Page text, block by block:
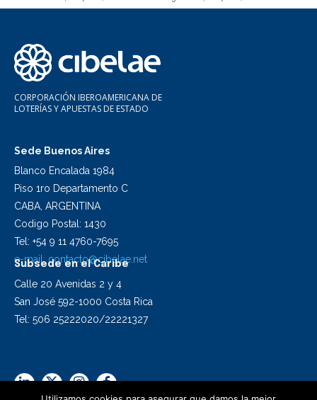
CORPORACIÓN IBEROAMERICANA DE
LOTERÍAS Y APUESTAS DE ESTADO
Sede Buenos Aires
Blanco Encalada 1984
Piso 1ro Departamento C
CABA, ARGENTINA
Codigo Postal: 1430
Tel: +54 9 11 4760-7695
e-mail: contacto@cibelae.net
Subsede en el Caribe
Calle 20 Avenidas 2 y 4
San José 592-1000 Costa Rica
Tel: 506 25222020/22221327